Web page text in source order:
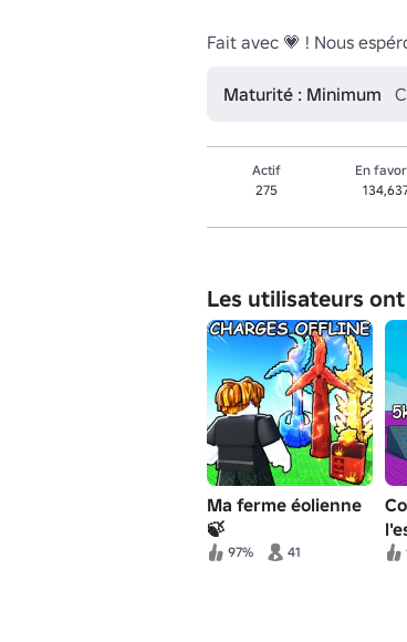
Fait avec 💗 ! Nous
Maturité : Minimum
Actif
275
En
Les utilisateurs
Ma ferme éolienne
🍃
97% 41